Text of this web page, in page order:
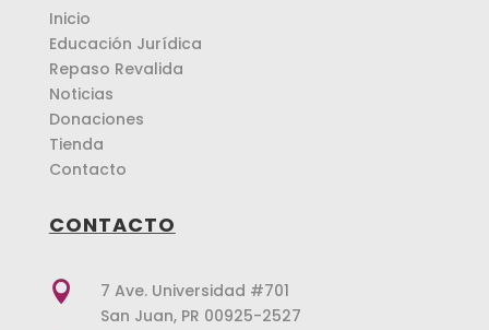
Inicio
Educación Jurídica
Repaso Revalida
Noticias
Donaciones
Tienda
Contacto
CONTACTO

7 Ave. Universidad #701
San Juan, PR 00925-2527